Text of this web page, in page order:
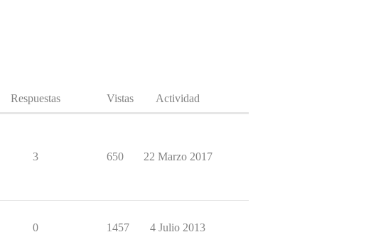
Respuestas Vistas Actividad
3 650 22 Marzo 2017
0 1457 4 Julio 2013